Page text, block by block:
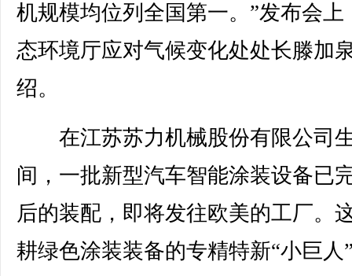
机规模均位列全国第一。”发布会上
态环境厅应对气候变化处处长滕加
绍。
在江苏苏力机械股份有限公司
间，一批新型汽车智能涂装设备已
后的装配，即将发往欧美的工厂。
耕绿色涂装装备的专精特新“小巨人